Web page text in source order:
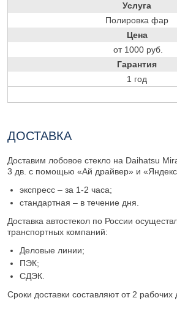
Услуга
Полировка фар
Цена
от 1000 руб.
Гарантия
1 год
ДОСТАВКА
Доставим лобовое стекло на Daihatsu
3 дв. с помощью «Ай драйвер» и «Яндекс
экспресс – за 1-2 часа;
стандартная – в течение дня.
Доставка автостекол по России
транспортных компаний:
Деловые линии;
ПЭК;
СДЭК.
Сроки доставки составляют от 2 рабочих